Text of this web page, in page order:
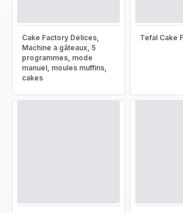
Cake Factory Délices,
Machine à gâteaux, 5
programmes, mode
manuel, moules muffins,
cakes
Tefal Cake